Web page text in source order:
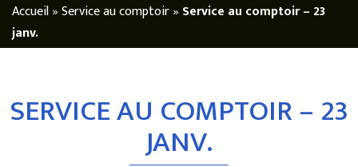
Accueil»Service au comptoir» Service au comptoir – 23
janv.
SERVICE AU COMPTOIR – 23
JANV.